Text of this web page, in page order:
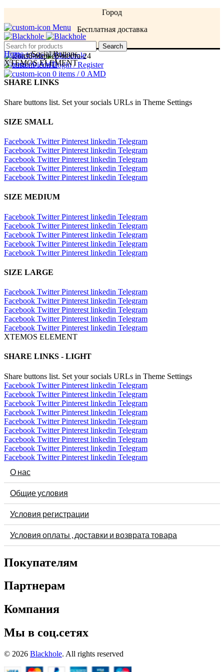
Город
Бесплатная доставка
Menu
0items / 0AMD
Menu
Search
Login / Register
0 items / 0 AMD
Home»Social Buttons
XTEMOS ELEMENT
SHARE LINKS
Share buttons list. Set your socials URLs in Theme Settings
SIZE SMALL
Facebook Twitter Pinterest linkedin Telegram
Facebook Twitter Pinterest linkedin Telegram
Facebook Twitter Pinterest linkedin Telegram
Facebook Twitter Pinterest linkedin Telegram
Facebook Twitter Pinterest linkedin Telegram
SIZE MEDIUM
Facebook Twitter Pinterest linkedin Telegram
Facebook Twitter Pinterest linkedin Telegram
Facebook Twitter Pinterest linkedin Telegram
Facebook Twitter Pinterest linkedin Telegram
Facebook Twitter Pinterest linkedin Telegram
SIZE LARGE
Facebook Twitter Pinterest linkedin Telegram
Facebook Twitter Pinterest linkedin Telegram
Facebook Twitter Pinterest linkedin Telegram
Facebook Twitter Pinterest linkedin Telegram
Facebook Twitter Pinterest linkedin Telegram
XTEMOS ELEMENT
SHARE LINKS - LIGHT
Share buttons list. Set your socials URLs in Theme Settings
Facebook Twitter Pinterest linkedin Telegram
Facebook Twitter Pinterest linkedin Telegram
Facebook Twitter Pinterest linkedin Telegram
Facebook Twitter Pinterest linkedin Telegram
Facebook Twitter Pinterest linkedin Telegram
Facebook Twitter Pinterest linkedin Telegram
Facebook Twitter Pinterest linkedin Telegram
Facebook Twitter Pinterest linkedin Telegram
Facebook Twitter Pinterest linkedin Telegram
О нас
Общие условия
Условия регистрации
Условия оплаты , доставки и возврата товара
Покупателям
Партнерам
Компания
Мы в соц.сетях
© 2026 Blackhole. All rights reserved